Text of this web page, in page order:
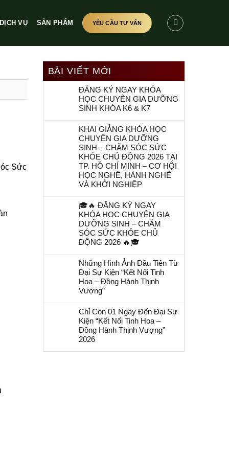
DỊCH VỤ SẢN PHẨM YÊU CẦU TƯ VẤN
Sức
BÀI VIẾT MỚI
ĐĂNG KÝ NGAY KHÓA
HỌC CHUYÊN GIA DƯỠNG
SINH KHÓA K6 & K7
KHAI GIẢNG KHÓA HỌC
CHUYÊN GIA DƯỠNG
SINH – CHĂM SÓC SỨC
KHỎE CHỦ ĐỘNG 2026 TẠI
TP. HỒ CHÍ MINH – CƠ HỘI
HỌC NGHỀ, HÀNH NGHỀ
VÀ KHỞI NGHIỆP
🎓🔥 ĐĂNG KÝ NGAY
KHÓA HỌC CHUYÊN GIA
DƯỠNG SINH – CHĂM
SÓC SỨC KHỎE CHỦ
ĐỘNG 2026 🔥🎓
Những Hình Ảnh Đầu Tiên Từ
Đại Sự Kiện “Kết Nối Tinh
Hoa – Đồng Hành Thịnh
Vượng”
Chỉ Còn 01 Ngày Đến Đại Sự
Kiện “Kết Nối Tinh Hoa –
Đồng Hành Thịnh Vượng”
2026